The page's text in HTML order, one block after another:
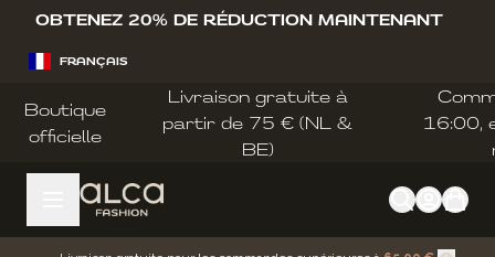
Allez au contenu
OBTENEZ 20% DE RÉDUCTION MAINTENANT
Boutique
officielle
Livraison gratuite à
partir de 75 € (NL &
BE)
16:00,
FRANÇAIS